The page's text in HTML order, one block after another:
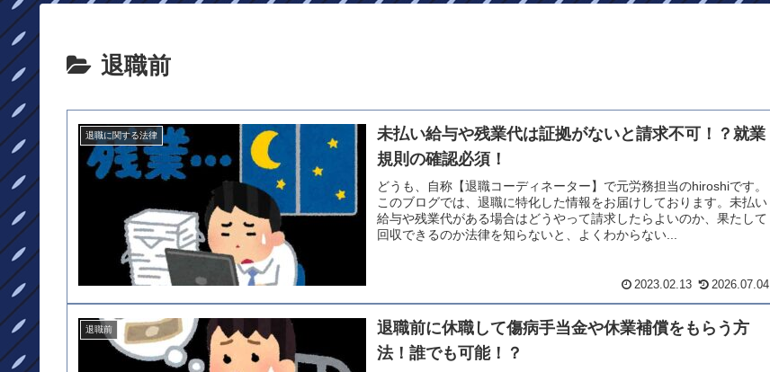
退職前
退職に関する法律
未払い給与や残業代は証拠がないと請求不可！？就業
規則の確認必須！
どうも、自称【退職コーディネーター】で元労務担当のhiroshiです。
このブログでは、退職に特化した情報をお届けしております。未払い
給与や残業代がある場合はどうやって請求したらよいのか、果たして
回収できるのか法律を知らないと、よくわからない...
2023.02.13 2026.07.04
退職前
退職前に休職して傷病手当金や休業補償をもらう方
法！誰でも可能！？